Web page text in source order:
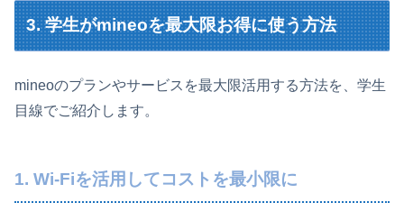
3. 学生がmineoを最大限お得に使う方法
mineoのプランやサービスを最大限活用する方法を、学生
目線でご紹介します。
1. Wi-Fiを活用してコストを最小限に